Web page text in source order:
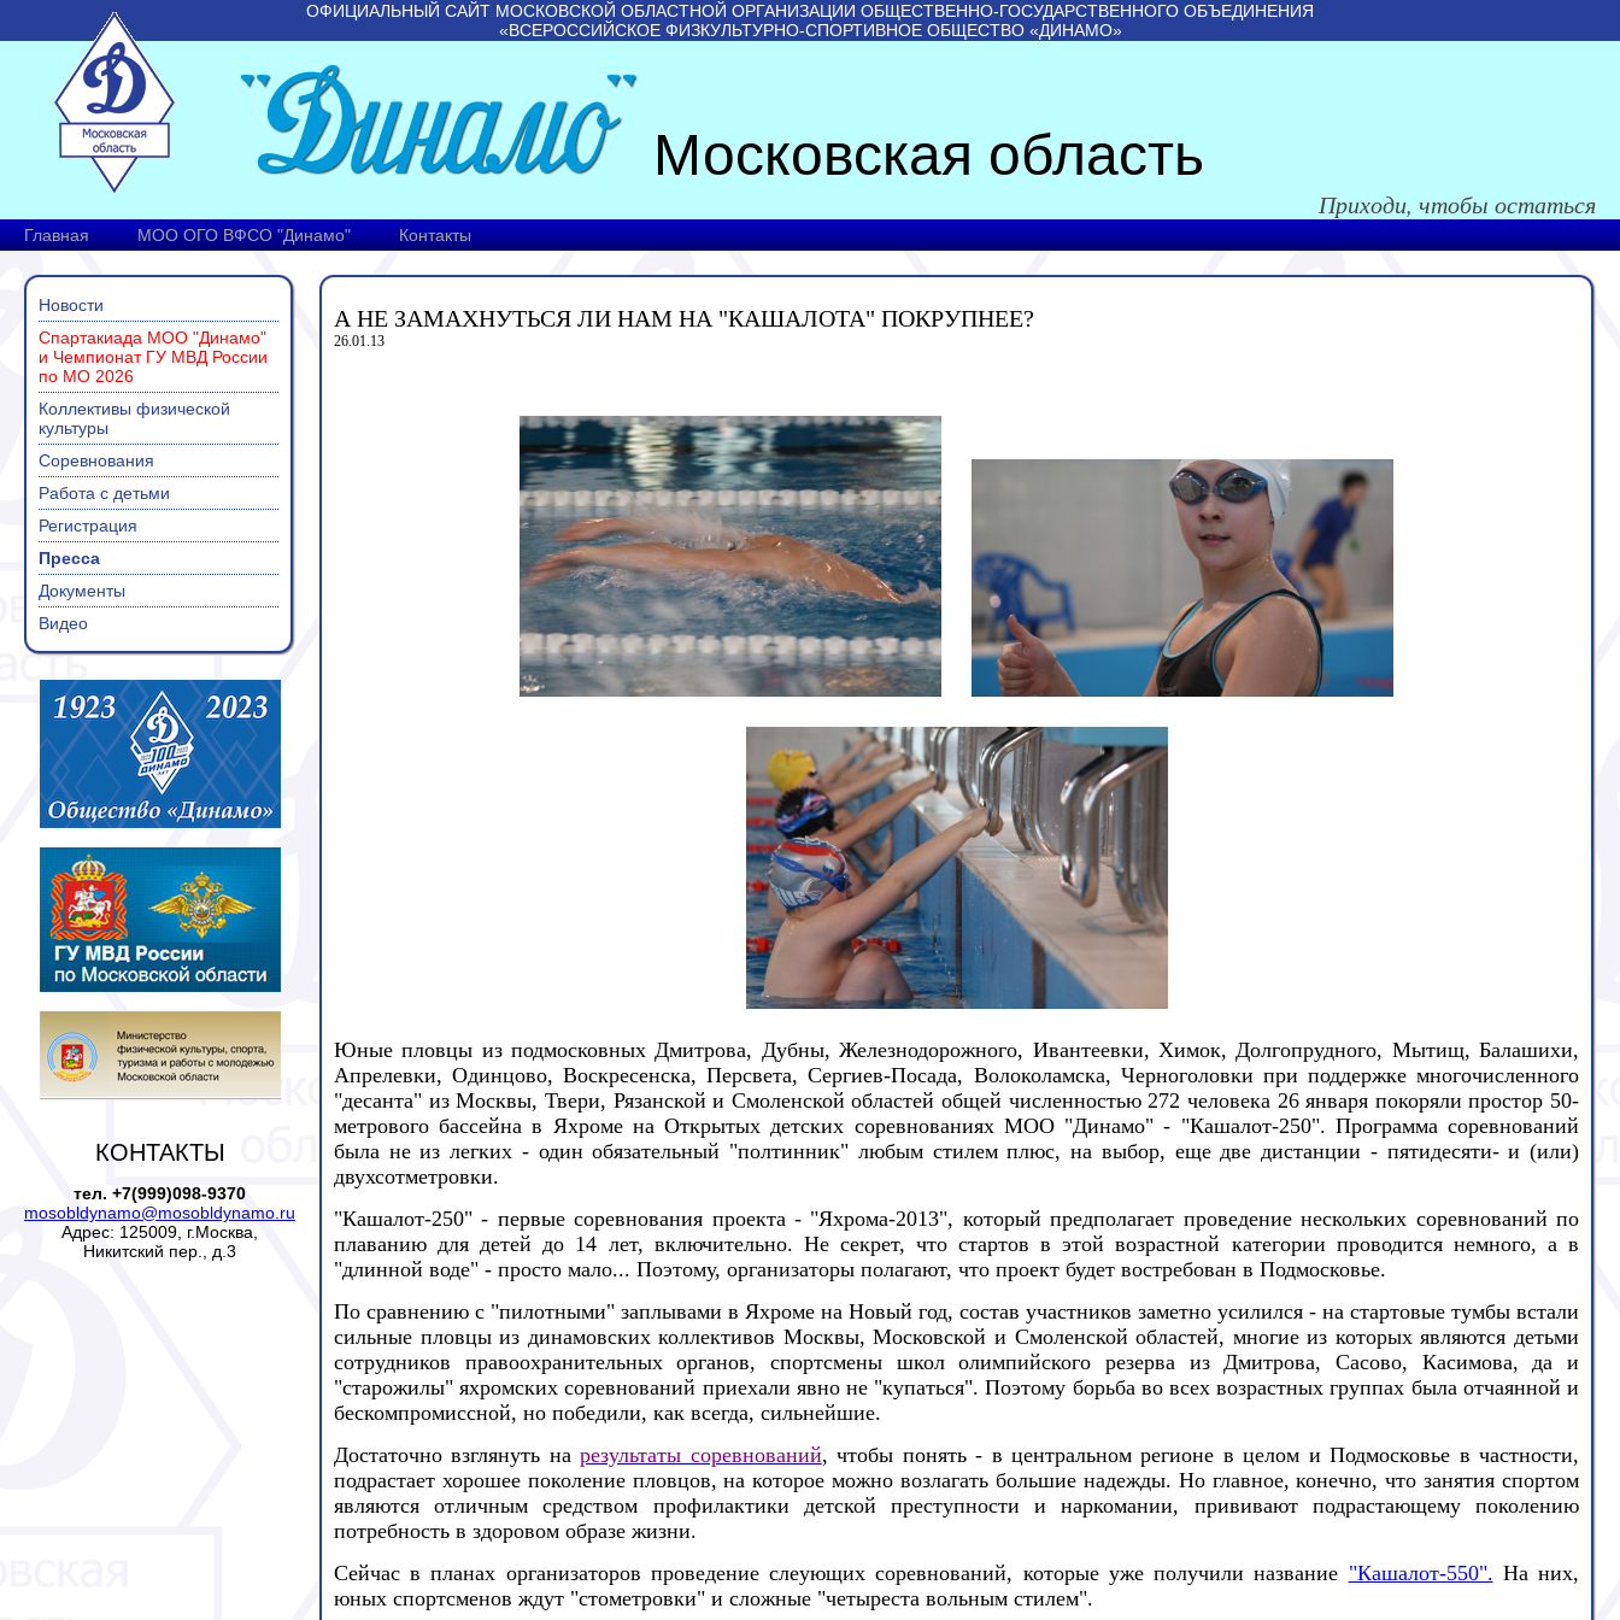
ОФИЦИАЛЬНЫЙ САЙТ МОСКОВСКОЙ ОБЛАСТНОЙ ОРГАНИЗАЦИИ ОБЩЕСТВЕННО-ГОСУДАРСТВЕННОГО ОБЪЕДИНЕНИЯ
«ВСЕРОССИЙСКОЕ ФИЗКУЛЬТУРНО-СПОРТИВНОЕ ОБЩЕСТВО «ДИНАМО»
Московская область
Приходи, чтобы остаться
Главная МОО ОГО ВФСО "Динамо" Контакты
Новости
Спартакиада МОО "Динамо"
и Чемпионат ГУ МВД России
по МО 2026
Коллективы физической
культуры
Соревнования
Работа с детьми
Регистрация
Пресса
Документы
Видео
КОНТАКТЫ
тел. +7(999)098-9370
mosobldynamo@mosobldynamo.ru
Адрес: 125009, г.Москва,
Никитский пер., д.3
А НЕ ЗАМАХНУТЬСЯ ЛИ НАМ НА "КАШАЛОТА" ПОКРУПНЕЕ?
26.01.13
Юные пловцы из подмосковных Дмитрова, Дубны, Железнодорожного, Ивантеевки, Химок, Долгопрудного, Мытищ, Балашихи,
Апрелевки, Одинцово, Воскресенска, Персвета, Сергиев-Посада, Волоколамска, Черноголовки при поддержке многочисленного
"десанта" из Москвы, Твери, Рязанской и Смоленской областей общей численностью 272 человека 26 января покоряли простор 50-
метрового бассейна в Яхроме на Открытых детских соревнованиях МОО "Динамо" - "Кашалот-250". Программа соревнований
была не из легких - один обязательный "полтинник" любым стилем плюс, на выбор, еще две дистанции - пятидесяти- и (или)
двухсотметровки.
"Кашалот-250" - первые соревнования проекта - "Яхрома-2013", который предполагает проведение нескольких соревнований по
плаванию для детей до 14 лет, включительно. Не секрет, что стартов в этой возрастной категории проводится немного, а в
"длинной воде" - просто мало... Поэтому, организаторы полагают, что проект будет востребован в Подмосковье.
По сравнению с "пилотными" заплывами в Яхроме на Новый год, состав участников заметно усилился - на стартовые тумбы встали
сильные пловцы из динамовских коллективов Москвы, Московской и Смоленской областей, многие из которых являются детьми
сотрудников правоохранительных органов, спортсмены школ олимпийского резерва из Дмитрова, Сасово, Касимова, да и
"старожилы" яхромских соревнований приехали явно не "купаться". Поэтому борьба во всех возрастных группах была отчаянной и
бескомпромиссной, но победили, как всегда, сильнейшие.
Достаточно взглянуть нарезультаты соревнований, чтобы понять - в центральном регионе в целом и Подмосковье в частности,
подрастает хорошее поколение пловцов, на которое можно возлагать большие надежды. Но главное, конечно, что занятия спортом
являются отличным средством профилактики детской преступности и наркомании, прививают подрастающему поколению
потребность в здоровом образе жизни.
Сейчас в планах организаторов проведение слеующих соревнований, которые уже получили название "Кашалот-550". На них,
юных спортсменов ждут "стометровки" и сложные "четыреста вольным стилем".